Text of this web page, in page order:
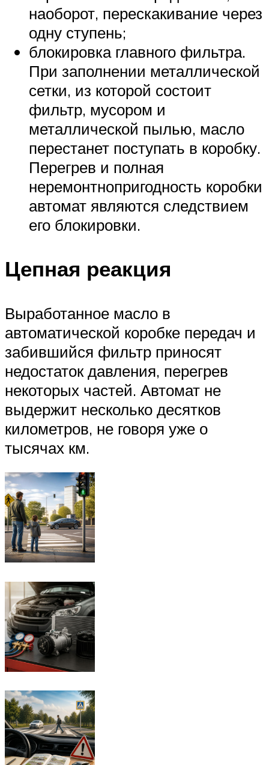
наоборот, перескакивание через
одну ступень;
блокировка главного фильтра.
При заполнении металлической
сетки, из которой состоит
фильтр, мусором и
металлической пылью, масло
перестанет поступать в коробку.
Перегрев и полная
неремонтнопригодность коробки
автомат являются следствием
его блокировки.
Цепная реакция
Выработанное масло в
автоматической коробке передач и
забившийся фильтр приносят
недостаток давления, перегрев
некоторых частей. Автомат не
выдержит несколько десятков
километров, не говоря уже о
тысячах км.